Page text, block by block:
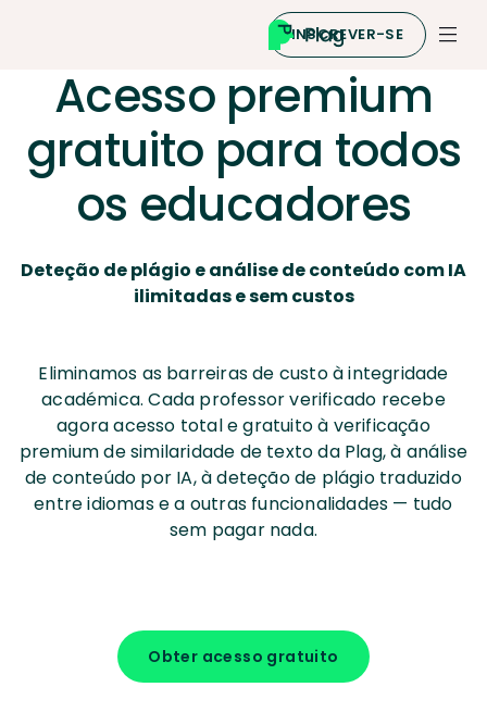
INSCREVER-SE
Acesso premium
gratuito para todos
os educadores
Deteção de plágio e análise de conteúdo com IA
ilimitadas e sem custos
Eliminamos as barreiras de custo à integridade
académica. Cada professor verificado recebe
agora acesso total e gratuito à verificação
premium de similaridade de texto da Plag, à análise
de conteúdo por IA, à deteção de plágio traduzido
entre idiomas e a outras funcionalidades — tudo
sem pagar nada.
Obter acesso gratuito